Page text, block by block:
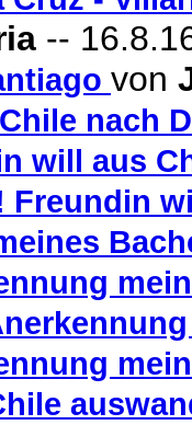
--
von
nach
will aus
Freundin